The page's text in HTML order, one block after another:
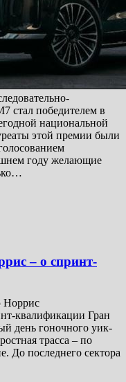
стал победителем в
национальной
этой премии были
году желающие
– о спринт-
Норрис
квалификации Гран
день гоночного уик-
трасса – по
До последнего сектора